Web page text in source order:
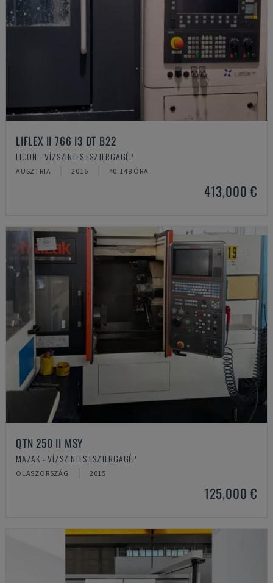
LIFLEX II 766 I3 DT B22
LICON - VÍZSZINTES ESZTERGAGÉP
AUSZTRIA 2016 40.148 ÓRA
413,000 €
QTN 250 II MSY
MAZAK - VÍZSZINTES ESZTERGAGÉP
OLASZORSZÁG 2015
125,000 €